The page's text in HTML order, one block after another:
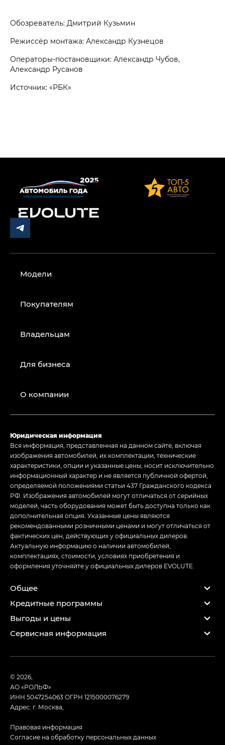
Обозреватель: Дмитрий Кузьмин
Режиссёр монтажа: Александр Кузнецов
Операторы-постановщики: Александр Чубов,
Александр Русанов
Источник: «РБК»
Модели
Покупателям
Владельцам
Для бизнеса
О компании
Юридическая информация
Вся информация, представленная на данном сайте, включая
изображения автомобилей, их комплектации, технические
характеристики, опции и указанные цены, носит исключительно
информационный характер и не является публичной офертой,
определяемой положениями статьи 437 Гражданского кодекса
РФ. Изображения автомобилей могут отличаться от серийных
моделей, часть оборудования может быть доступна только как
дополнительная опция. Указанные цены являются
рекомендованными розничными ценами и могут отличаться от
фактических цен, действующих у официальных дилеров.
Актуальную информацию о наличии автомобилей,
комплектациях, стоимости, условиях приобретения и
оформления уточняйте у официальных дилеров EVOLUTE.
Общее
Кредитные программы
Выгоды и цены
Сервисная информация
© 2026,
АО «РОЛЬФ»
ИНН 5047254063ОГРН 1215000076279
Адрес: г. Москва,
Правовая информация
Согласие на обработку персональных данных